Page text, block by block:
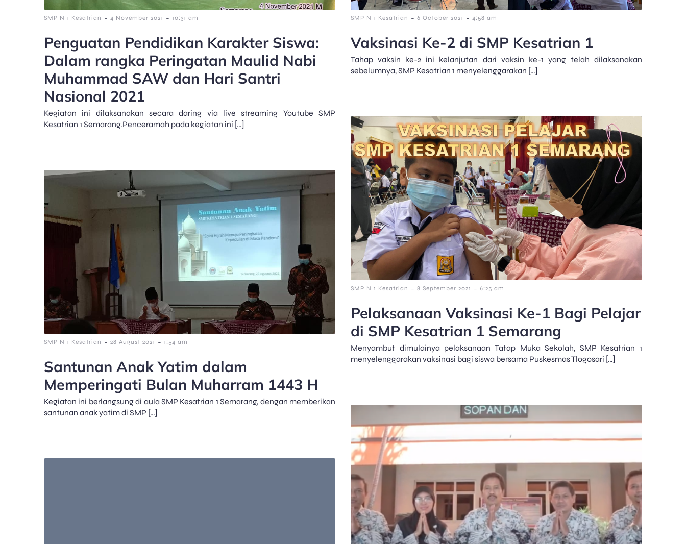
SMP N 1 Kesatrian - 4 November 2021 - 10:31 am
Penguatan Pendidikan Karakter Siswa:
Dalam rangka Peringatan Maulid Nabi
Muhammad SAW dan Hari Santri
Nasional 2021
Kegiatan ini dilaksanakan secara daring via live streaming Youtube SMP
Kesatrian 1 Semarang.Penceramah pada kegiatan ini […]
SMP N 1 Kesatrian - 6 October 2021 - 4:58 am
Vaksinasi Ke-2 di SMP Kesatrian 1
Tahap vaksin ke-2 ini kelanjutan dari vaksin ke-1 yang telah dilaksanakan
sebelumnya, SMP Kesatrian 1 menyelenggarakan […]
SMP N 1 Kesatrian - 8 September 2021 - 6:25 am
Pelaksanaan Vaksinasi Ke-1 Bagi Pelajar
di SMP Kesatrian 1 Semarang
Menyambut dimulainya pelaksanaan Tatap Muka Sekolah, SMP Kesatrian 1
menyelenggarakan vaksinasi bagi siswa bersama Puskesmas Tlogosari […]
SMP N 1 Kesatrian - 28 August 2021 - 1:54 am
Santunan Anak Yatim dalam
Memperingati Bulan Muharram 1443 H
Kegiatan ini berlangsung di aula SMP Kesatrian 1 Semarang, dengan memberikan
santunan anak yatim di SMP […]